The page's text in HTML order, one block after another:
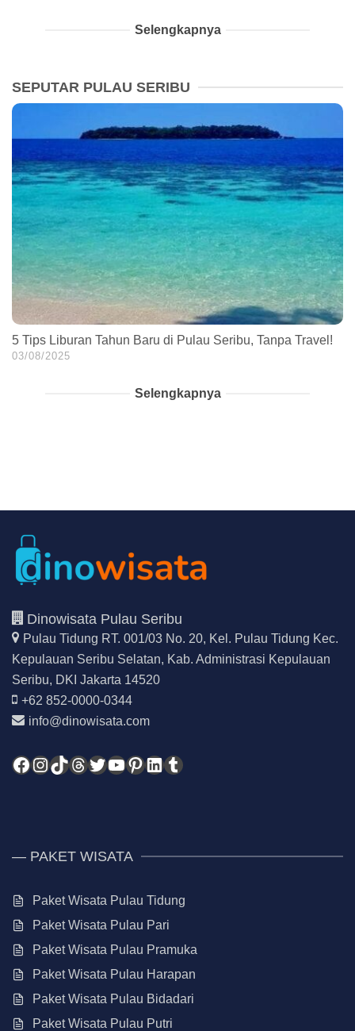
Selengkapnya
SEPUTAR PULAU SERIBU
5 Tips Liburan Tahun Baru di Pulau Seribu, Tanpa Travel!
03/08/2025
Selengkapnya
Dinowisata Pulau Seribu
Pulau Tidung RT. 001/03 No. 20, Kel. Pulau Tidung Kec.
Kepulauan Seribu Selatan, Kab. Administrasi Kepulauan
Seribu, DKI Jakarta 14520
+62 852-0000-0344
info@dinowisata.com
Facebook
Instagram
TikTok
Threads
Twitter
YouTube
Pinterest
LinkedIn
Tumblr
— PAKET WISATA
Paket Wisata Pulau Tidung
Paket Wisata Pulau Pari
Paket Wisata Pulau Pramuka
Paket Wisata Pulau Harapan
Paket Wisata Pulau Bidadari
Paket Wisata Pulau Putri